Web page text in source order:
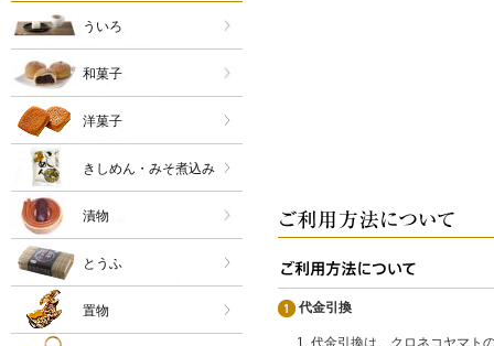
代金引換
代金引換は、クロネコヤマト
ういろ
和菓子
洋菓子
きしめん・みそ煮込み
漬物
とうふ
置物